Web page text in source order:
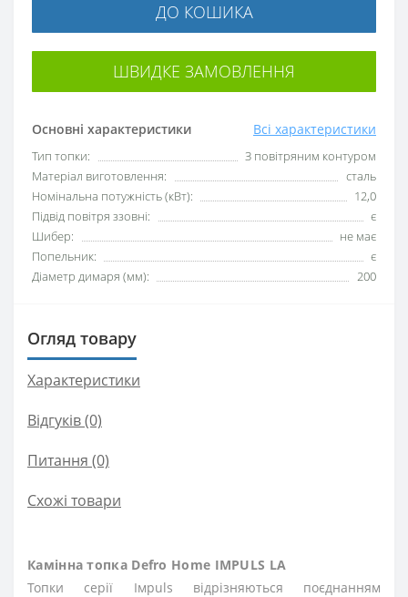
Основні характеристики Всі характеристики
Тип топки:
З повітряним контуром
Матеріал виготовлення:
сталь
Номінальна потужність (кВт):
12,0
Підвід повітря ззовні:
є
Шибер:
не має
Попельник:
є
Діаметр димаря (мм):
200
ДО КОШИКА
ШВИДКЕ ЗАМОВЛЕННЯ
Огляд товару
Характеристики
Відгуків (0)
Питання (0)
Схожі товари
Камінна топка Defro Home IMPULS LA
Топки серії Iмpuls відрізняються поєднанням